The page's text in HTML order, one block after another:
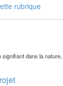
rubrique
dans la nature,